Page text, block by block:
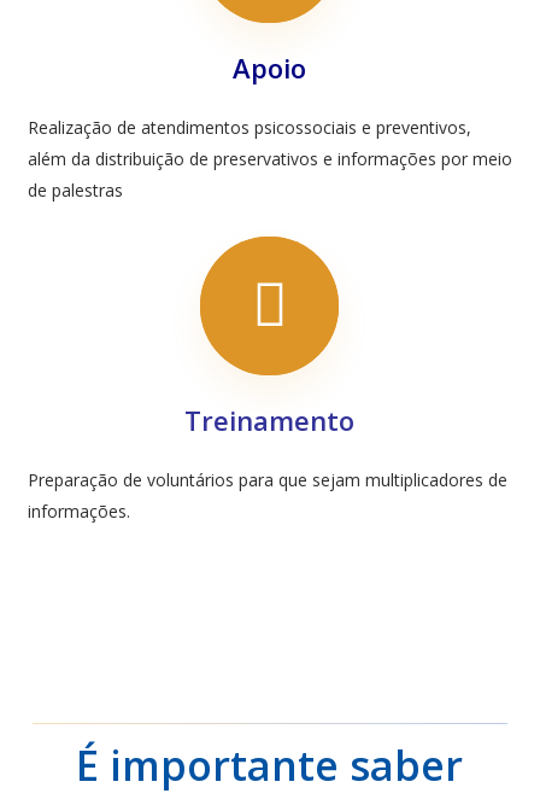
Apoio
Realização de atendimentos psicossociais e preventivos,
além da distribuição de preservativos e informações por meio
de palestras
Treinamento
Preparação de voluntários para que sejam multiplicadores de
informações.
É importante saber